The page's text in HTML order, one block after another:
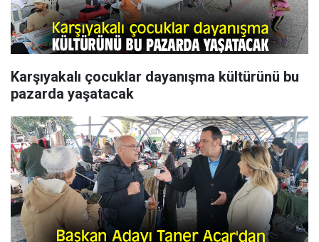
Karşıyakalı çocuklar dayanışma kültürünü bu
pazarda yaşatacak